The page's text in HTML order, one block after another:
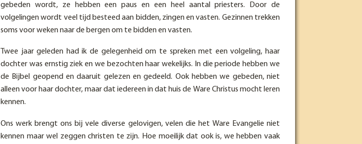
gebeden wordt, ze hebben een paus en een heel aantal priesters. Door de
volgelingen wordt veel tijd besteed aan bidden, zingen en vasten. Gezinnen trekken
soms voor weken naar de bergen om te bidden en vasten.
Twee jaar geleden had ik de gelegenheid om te spreken met een volgeling, haar
dochter was ernstig ziek en we bezochten haar wekelijks. In die periode hebben we
de Bijbel geopend en daaruit gelezen en gedeeld. Ook hebben we gebeden, niet
alleen voor haar dochter, maar dat iedereen in dat huis de Ware Christus mocht leren
kennen.
Ons werk brengt ons bij vele diverse gelovigen, velen die het Ware Evangelie niet
kennen maar wel zeggen christen te zijn. Hoe moeilijk dat ook is, we hebben vaak